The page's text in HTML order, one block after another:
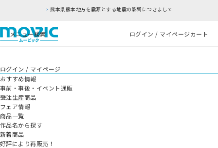
熊本県熊本地方を震源とする地震の影響につきまして
メニュー検索 ログイン / マイページカート
ログイン / マイページ
おすすめ情報
事前・事後・イベント通販
受注生産商品
フェア情報
商品一覧
作品名から探す
新着商品
好評により再販売！